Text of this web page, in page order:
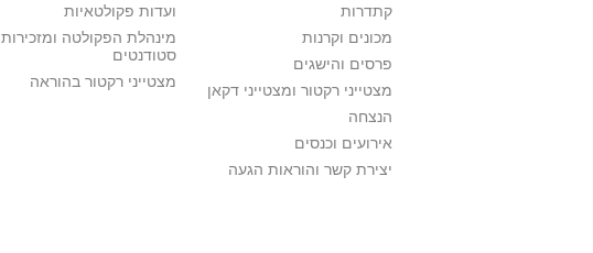
קתדרות
מכונים וקרנות
פרסים והישגים
מצטייני רקטור ומצטייני דקאן
הנצחה
אירועים וכנסים
יצירת קשר והוראות הגעה
ועדות פקולטאיות
מינהלת הפקולטה ומזכירות
סטודנטים
מצטייני רקטור בהוראה